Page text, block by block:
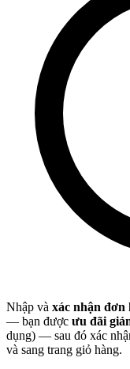
Nhập và xác nhận đơn
— bạn được ưu đãi
dụng) — sau đó xác
và sang trang giỏ hàng.